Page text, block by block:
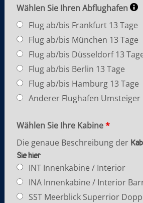
Wählen Sie Ihren Abflughafen
Flug ab/bis Frankfurt 13 Tage
Flug ab/bis München 13 Tage
Flug ab/bis Düsseldorf 13
Flug ab/bis Berlin 13 Tage
Flug ab/bis Hamburg 13 Tage
Anderer Flughafen Umsteiger
Wählen Sie Ihre Kabine*
INT Innenkabine / Interior
INA Innenkabine / Interior
SST Meerblick Superrior
Die genaue Beschreibung der
Sie hier